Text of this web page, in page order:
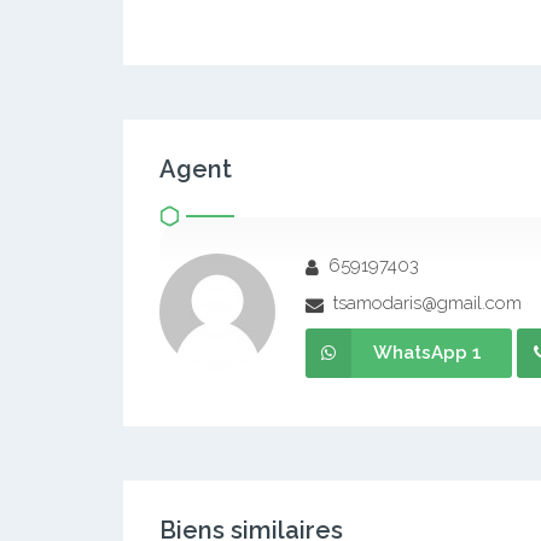
Douche avec chauffe eau
terrasse disponible ;
Dans la barrière + Parking ;
Sécurité assurée (Avec Gardien) 24H/24 7Jrs
Bureau de l’agence : Mvog Ada dispensaire
portail blanc premier niveau
Appels et whatsapp 677138138 / 688988163